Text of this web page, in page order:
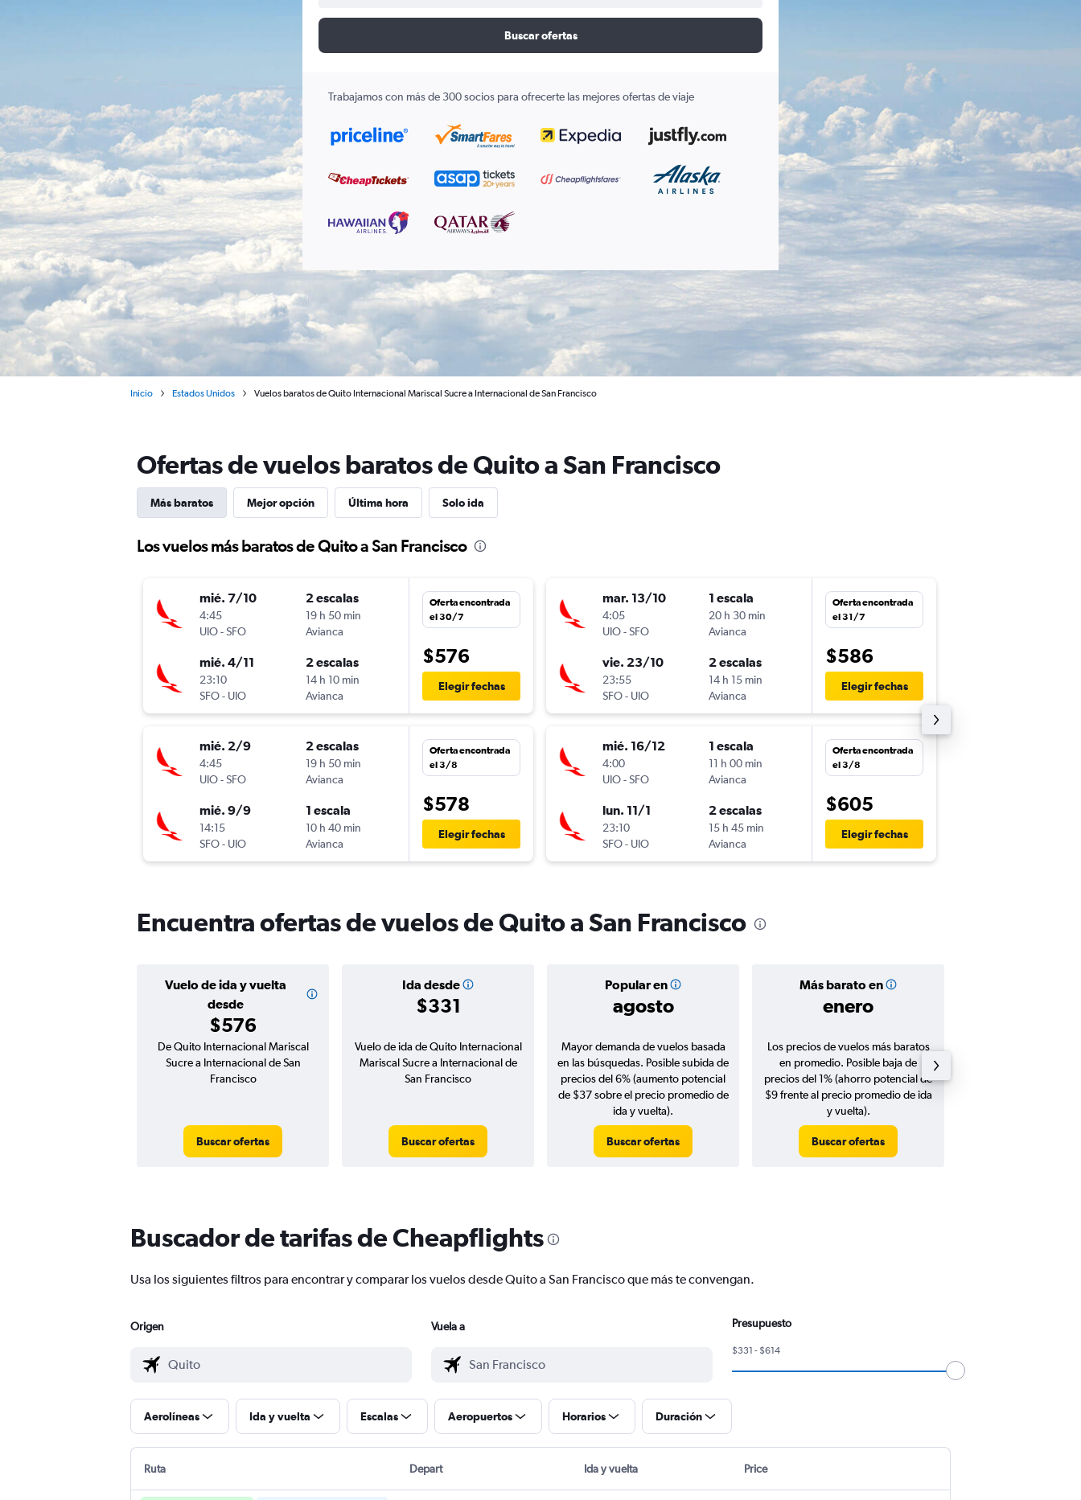
Buscar ofertas
Trabajamos con más de 300 socios para ofrecerte las mejores ofertas de viaje
Inicio Estados Unidos Vuelos baratos de Quito Internacional Mariscal Sucre a Internacional de San Francisco
Ofertas de vuelos baratos de Quito a San Francisco
Más baratos Mejor opción Última hora Solo ida
Los vuelos más baratos de Quito a San Francisco
mié. 7/10
4:45
UIO-SFO
2 escalas
19 h 50 min
Avianca
mié. 4/11
23:10
SFO- UIO
2 escalas
14 h 10 min
Avianca
Oferta encontrada
el 30/7
$576
Elegir fechas
mié. 2/9
4:45
UIO-SFO
2 escalas
19 h 50 min
Avianca
mié. 9/9
14:15
SFO- UIO
1 escala
10 h 40 min
Avianca
Oferta encontrada
el 3/8
$578
Elegir fechas
mar. 13/10
4:05
UIO-SFO
1 escala
20 h 30 min
Avianca
vie. 23/10
23:55
SFO- UIO
2 escalas
14 h 15 min
Avianca
Oferta encontrada
el 31/7
$586
Elegir fechas
mié. 16/12
4:00
UIO-SFO
1 escala
11 h 00 min
Avianca
lun. 11/1
23:10
SFO- UIO
2 escalas
15 h 45 min
Avianca
Oferta encontrada
el 3/8
$605
Elegir fechas
Encuentra ofertas de vuelos de Quito a San Francisco
Vuelo de ida y vuelta
desde
$576
Ida desde
$331
Popular en
agosto
Más barato en
enero
De Quito Internacional Mariscal
Sucre a Internacional de San
Francisco
Buscar ofertas
Vuelo de ida de Quito Internacional
Mariscal Sucre a Internacional de
San Francisco
Buscar ofertas
Mayor demanda de vuelos basada
en las búsquedas. Posible subida de
precios del 6% (aumento potencial
de $37 sobre el precio promedio de
ida y vuelta).
Buscar ofertas
Los precios de vuelos más baratos
en promedio. Posible baja de
precios del 1% (ahorro potencial de
$9 frente al precio promedio de ida
y vuelta).
Buscar ofertas
Buscador de tarifas de Cheapflights
Usa los siguientes filtros para encontrar y comparar los vuelos desde Quito a San Francisco que más te convengan.
Origen Vuela a Presupuesto
$331 - $614
Aerolíneas Ida y vuelta Escalas Aeropuertos Horarios Duración
Ruta Depart Ida y vuelta Price